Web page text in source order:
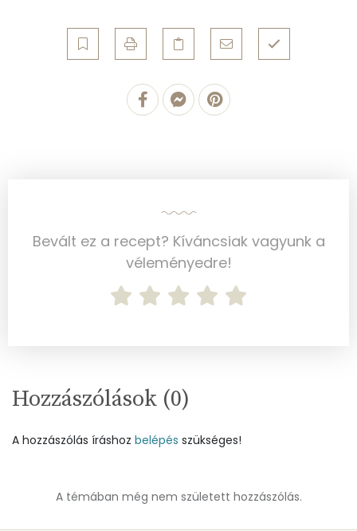
Összesen
37.6 g
Telített zsírsav
Ásványi anyagok
Összesen
Kálcium
Vas
Bevált ez a recept? Kíváncsiak vagyunk a
véleményedre!
Hozzászólások (0)
A hozzászólás íráshoz belépés szükséges!
A témában még nem született hozzászólás.